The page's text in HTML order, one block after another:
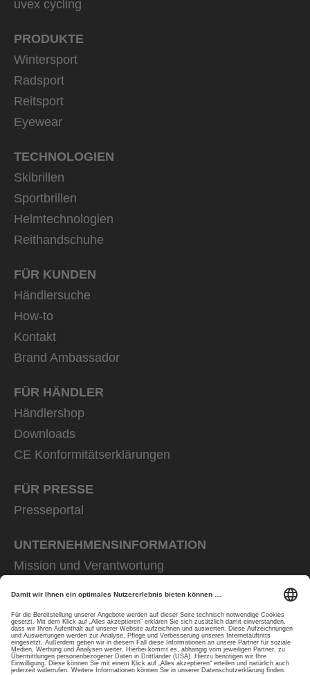
uvex cycling
PRODUKTE
Wintersport
Radsport
Reitsport
Eyewear
TECHNOLOGIEN
Skibrillen
Sportbrillen
Helmtechnologien
Reithandschuhe
FÜR KUNDEN
Händlersuche
How-to
Kontakt
Brand Ambassador
FÜR HÄNDLER
Händlershop
Downloads
CE Konformitätserklärungen
FÜR PRESSE
Presseportal
UNTERNEHMENS­INFORMATION
Mission und Verantwortung
Rainer Winter Stiftung
Karriere